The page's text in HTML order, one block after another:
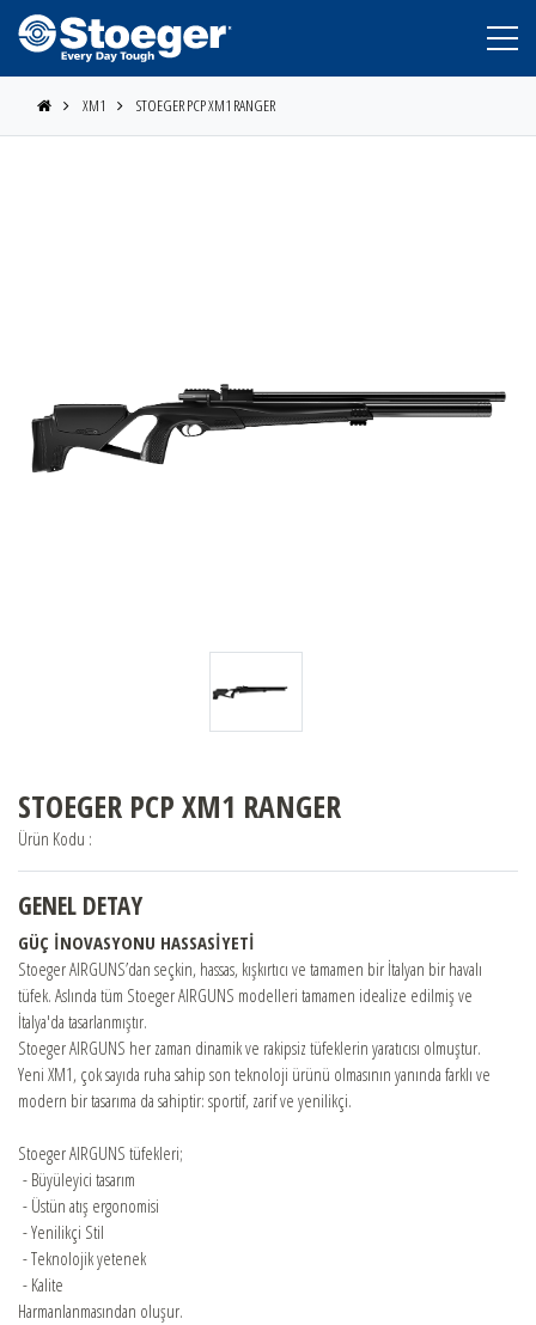
CHAPUIS ARMES
BAYİLER
XM1 STOEGER PCP XM1 RANGER
STOEGER PCP XM1 RANGER
Ürün Kodu :
GENEL DETAY
GÜÇ İNOVASYONU HASSASİYETİ
Stoeger AIRGUNS’dan seçkin, hassas, kışkırtıcı ve tamamen bir İtalyan bir havalı
tüfek. Aslında tüm Stoeger AIRGUNS modelleri tamamen idealize edilmiş ve
İtalya'da tasarlanmıştır.
Stoeger AIRGUNS her zaman dinamik ve rakipsiz tüfeklerin yaratıcısı olmuştur.
Yeni XM1, çok sayıda ruha sahip son teknoloji ürünü olmasının yanında farklı ve
modern bir tasarıma da sahiptir: sportif, zarif ve yenilikçi.
Stoeger AIRGUNS tüfekleri;
- Büyüleyici tasarım
- Üstün atış ergonomisi
- Yenilikçi Stil
- Teknolojik yetenek
- Kalite
Harmanlanmasından oluşur.